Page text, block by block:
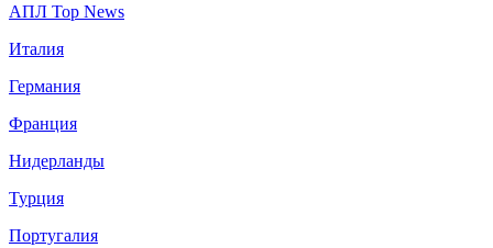
АПЛ Top News
Италия
Германия
Франция
Нидерланды
Турция
Португалия